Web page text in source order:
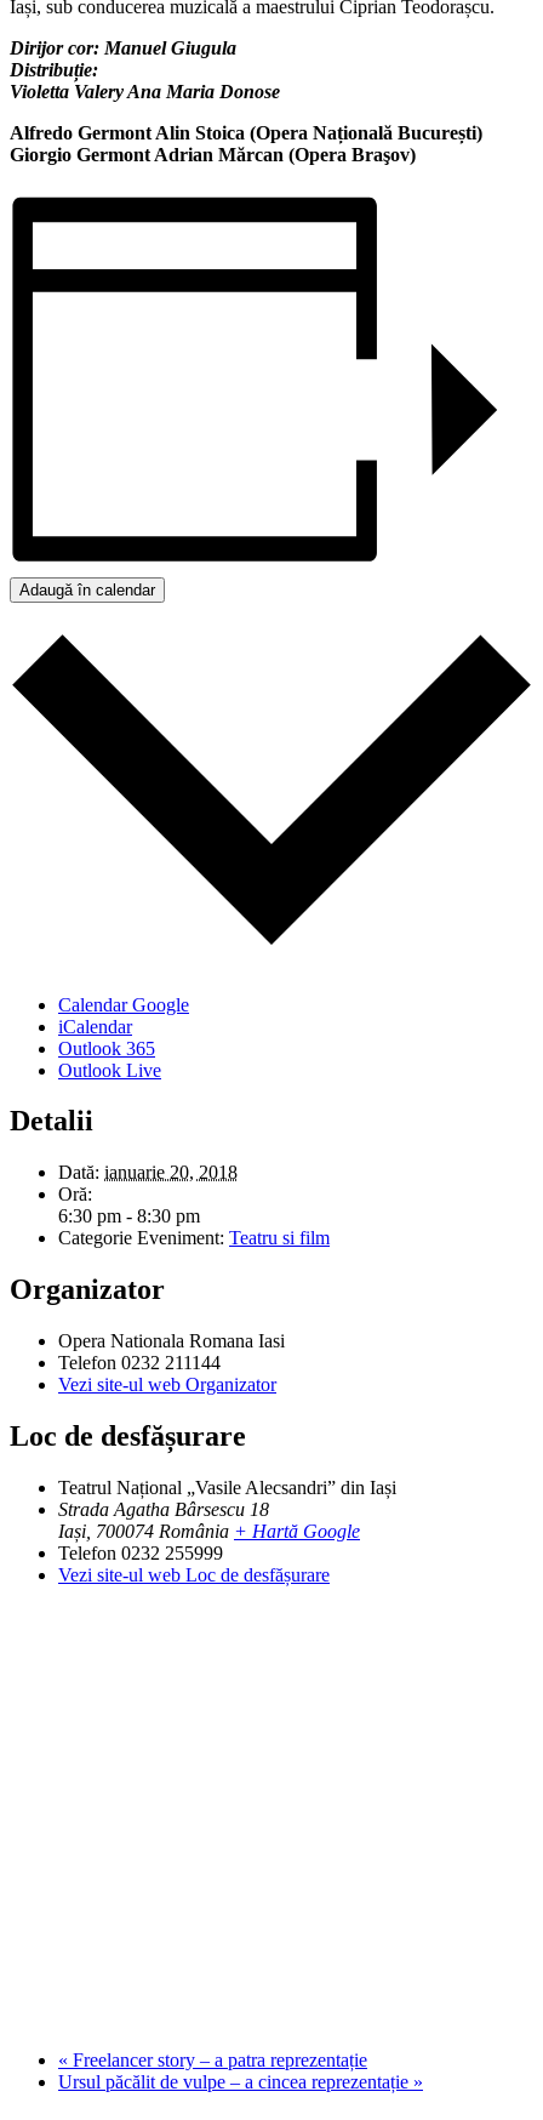
Iași, sub conducerea muzicală a maestrului Ciprian Teodorașcu.
Dirijor cor: Manuel Giugula
Distribuție:
Violetta Valery Ana Maria Donose
Alfredo Germont Alin Stoica (Opera Națională București)
Giorgio Germont Adrian Mărcan (Opera Braşov)
Adaugă în calendar
Calendar Google
iCalendar
Outlook 365
Outlook Live
Detalii
Dată: ianuarie 20, 2018
Oră:
6:30 pm - 8:30 pm
Categorie Eveniment: Teatru si film
Organizator
Opera Nationala Romana Iasi
Telefon 0232 211144
Vezi site-ul web Organizator
Loc de desfășurare
Teatrul Național „Vasile Alecsandri” din Iași
Strada Agatha Bârsescu 18
Iași 700074 România + Hartă Google
Telefon 0232 255999
Vezi site-ul web Loc de desfășurare
« Freelancer story – a patra reprezentație
Ursul păcălit de vulpe – a cincea reprezentație »